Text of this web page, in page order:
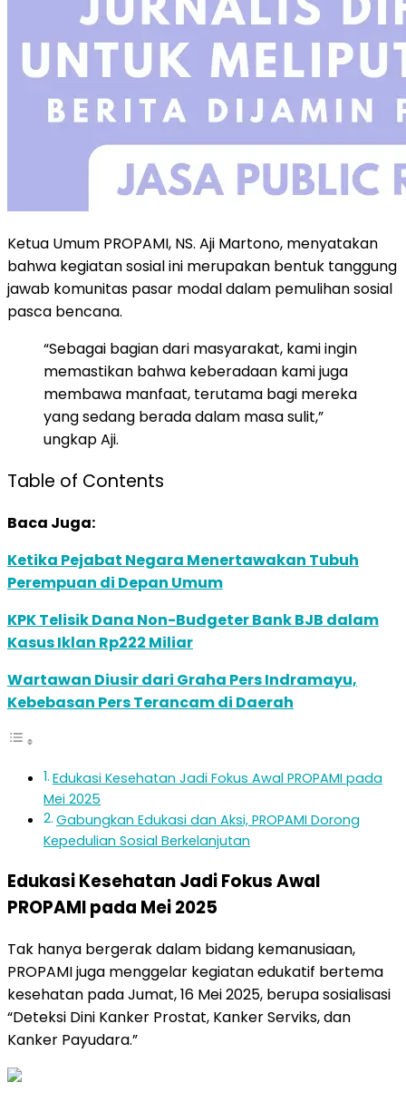
Ketua Umum PROPAMI, NS. Aji Martono, menyatakan
bahwa kegiatan sosial ini merupakan bentuk tanggung
jawab komunitas pasar modal dalam pemulihan sosial
pasca bencana.
“Sebagai bagian dari masyarakat, kami ingin
memastikan bahwa keberadaan kami juga
membawa manfaat, terutama bagi mereka
yang sedang berada dalam masa sulit,”
ungkap Aji.
Table of Contents
Baca Juga:
Ketika Pejabat Negara Menertawakan Tubuh
Perempuan di Depan Umum
KPK Telisik Dana Non-Budgeter Bank BJB dalam
Kasus Iklan Rp222 Miliar
Wartawan Diusir dari Graha Pers Indramayu,
Kebebasan Pers Terancam di Daerah
Edukasi Kesehatan Jadi Fokus Awal PROPAMI pada
Mei 2025
Gabungkan Edukasi dan Aksi, PROPAMI Dorong
Kepedulian Sosial Berkelanjutan
Edukasi Kesehatan Jadi Fokus Awal
PROPAMI pada Mei 2025
Tak hanya bergerak dalam bidang kemanusiaan,
PROPAMI juga menggelar kegiatan edukatif bertema
kesehatan pada Jumat, 16 Mei 2025, berupa sosialisasi
“Deteksi Dini Kanker Prostat, Kanker Serviks, dan
Kanker Payudara.”